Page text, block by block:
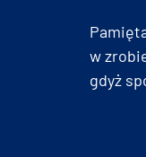
w
gdyż